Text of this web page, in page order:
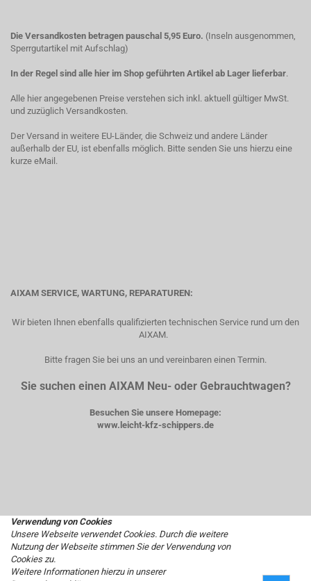
Verwendung von Cookies
Unsere Webseite verwendet Cookies. Durch die weitere
Nutzung der Webseite stimmen Sie der Verwendung von
Cookies zu.
Weitere Informationen hierzu in unserer
Die Versandkosten betragen pauschal 5,95 Euro. (Inseln ausgenommen,
Sperrgutartikel mit Aufschlag)
In der Regel sind alle hier im Shop geführten Artikel ab Lager lieferbar.
Alle hier angegebenen Preise verstehen sich inkl. aktuell gültiger MwSt.
und zuzüglich Versandkosten.
Der Versand in weitere EU-Länder, die Schweiz und andere Länder
außerhalb der EU, ist ebenfalls möglich. Bitte senden Sie uns hierzu eine
kurze eMail.
AIXAM SERVICE, WARTUNG, REPARATUREN:
Wir bieten Ihnen ebenfalls qualifizierten technischen Service rund um den
AIXAM.
Bitte fragen Sie bei uns an und vereinbaren einen Termin.
Sie suchen einen AIXAM Neu- oder Gebrauchtwagen?
Besuchen Sie unsere Homepage:
www.leicht-kfz-schippers.de